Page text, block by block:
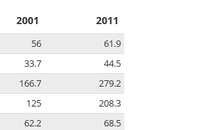
2001 2011
56
61.9
33.7
44.5
166.7
279.2
125
208.3
62.2
68.5